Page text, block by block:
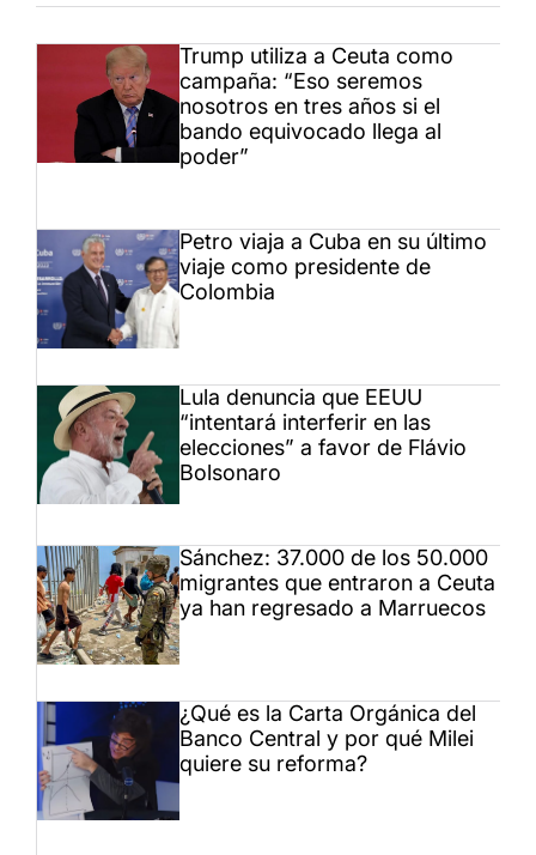
Trump utiliza a Ceuta como
campaña: “Eso seremos
nosotros en tres años si el
bando equivocado llega al
poder”
Petro viaja a Cuba en su último
viaje como presidente de
Colombia
Lula denuncia que EEUU
“intentará interferir en las
elecciones” a favor de Flávio
Bolsonaro
Sánchez: 37.000 de los 50.000
migrantes que entraron a Ceuta
ya han regresado a Marruecos
¿Qué es la Carta Orgánica del
Banco Central y por qué Milei
quiere su reforma?